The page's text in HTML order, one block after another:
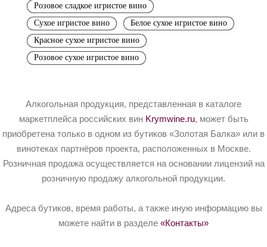
Розовое сладкое игристое вино
Сухое игристое вино
Белое сухое игристое вино
Красное сухое игристое вино
Розовое сухое игристое вино
Алкогольная продукция, представленная в каталоге
маркетплейса российских вин Krymwine.ru, может быть
приобретена только в одном из бутиков «Золотая Балка» или в
винотеках партнёров проекта, расположенных в Москве.
Розничная продажа осуществляется на основании лицензий на
розничную продажу алкогольной продукции.
Адреса бутиков, время работы, а также иную информацию вы
можете найти в разделе «Контакты»